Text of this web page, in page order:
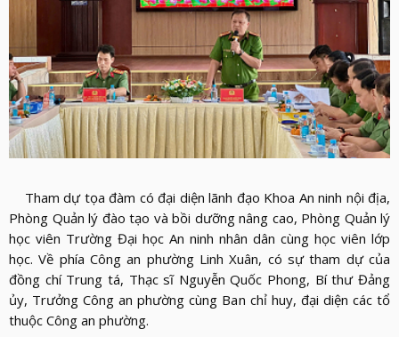
Tham dự tọa đàm có đại diện lãnh đạo Khoa An ninh nội địa,
Phòng Quản lý đào tạo và bồi dưỡng nâng cao, Phòng Quản lý
học viên Trường Đại học An ninh nhân dân cùng học viên lớp
học. Về phía Công an phường Linh Xuân, có sự tham dự của
đồng chí Trung tá, Thạc sĩ Nguyễn Quốc Phong, Bí thư Đảng
ủy, Trưởng Công an phường cùng Ban chỉ huy, đại diện các tổ
thuộc Công an phường.